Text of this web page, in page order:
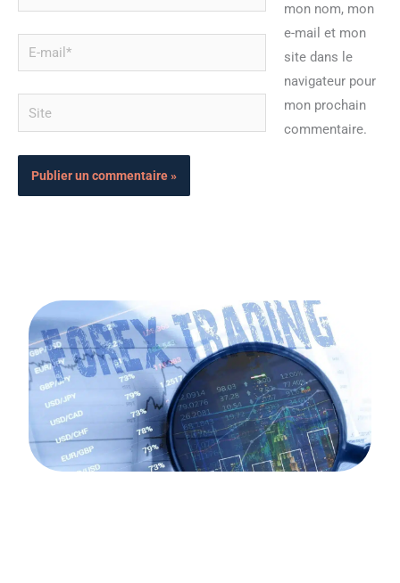
mail*
Site
mon nom, mon
e-mail et mon
site dans le
navigateur pour
mon prochain
commentaire.